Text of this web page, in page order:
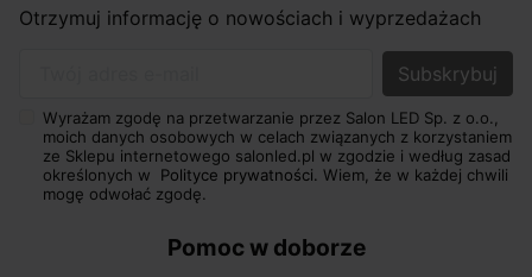
Otrzymuj informację o nowościach i wyprzedażach
Wyrażam zgodę na przetwarzanie przez Salon LED Sp. z o.o.,
moich danych osobowych w celach związanych z korzystaniem
ze Sklepu internetowego salonled.pl w zgodzie i według zasad
określonych w Polityce prywatności. Wiem, że w każdej chwili
mogę odwołać zgodę.
Pomoc w doborze